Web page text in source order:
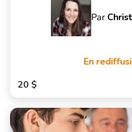
Par
En
20 $